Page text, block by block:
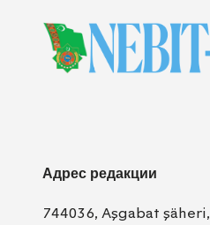
Адрес редакции
744036, Aşgabat şäheri,